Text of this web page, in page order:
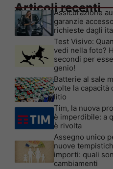
Articoli recenti
Assicurazione
garanzie
richieste dagli
Test Visivo:
vedi nella foto?
secondi per
genio!
Batterie al sale
volte la capacità
litio
Tim, la nuova
è imperdibile: a
è rivolta
Assegno unico
nuove
importi: quali
cambiamenti